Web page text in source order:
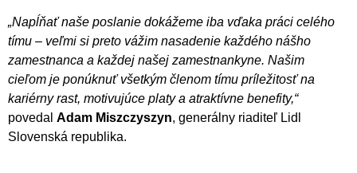
„Napĺňať naše poslanie dokážeme iba vďaka práci celého
tímu – veľmi si preto vážim nasadenie každého nášho
zamestnanca a každej našej zamestnankyne. Našim
cieľom je ponúknuť všetkým členom tímu príležitosť na
kariérny rast, motivujúce platy a atraktívne benefity,“
povedal Adam Miszczyszyn, generálny riaditeľ Lidl
Slovenská republika.